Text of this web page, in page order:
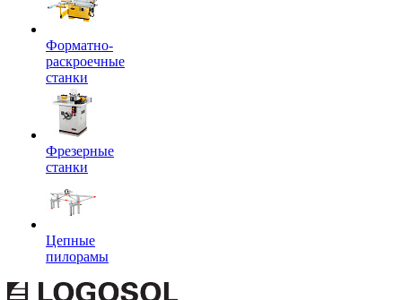
Форматно-
раскроечные
станки
Фрезерные
станки
Цепные
пилорамы